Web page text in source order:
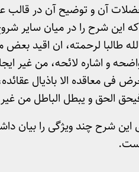
آن و توضیح آن در قالب
این شرح را در میان سایر
لرحمته، ان اقید بعض
و اشاره لائحه، من غیر
فی معاقده الا باذیال
الحق و یبطل الباطل من
این شرح چند ویژگی را بیان